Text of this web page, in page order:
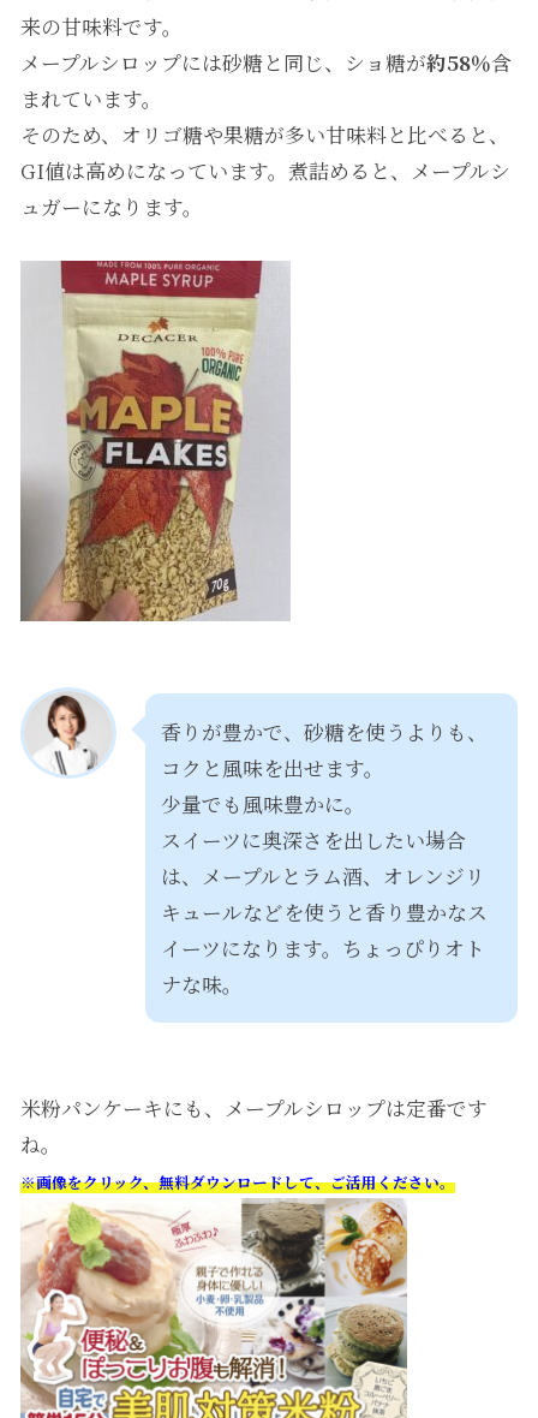
来の甘味料です。
メープルシロップには砂糖と同じ、ショ糖が約58％含
まれています。
そのため、オリゴ糖や果糖が多い甘味料と比べると、
GI値は高めになっています。煮詰めると、メープルシ
ュガーになります。
香りが豊かで、砂糖を使うよりも、
コクと風味を出せます。
少量でも風味豊かに。
スイーツに奥深さを出したい場合
は、メープルとラム酒、オレンジリ
キュールなどを使うと香り豊かなス
イーツになります。ちょっぴりオト
ナな味。
米粉パンケーキにも、メープルシロップは定番です
ね。
※画像をクリック、無料ダウンロードして、ご活用ください。